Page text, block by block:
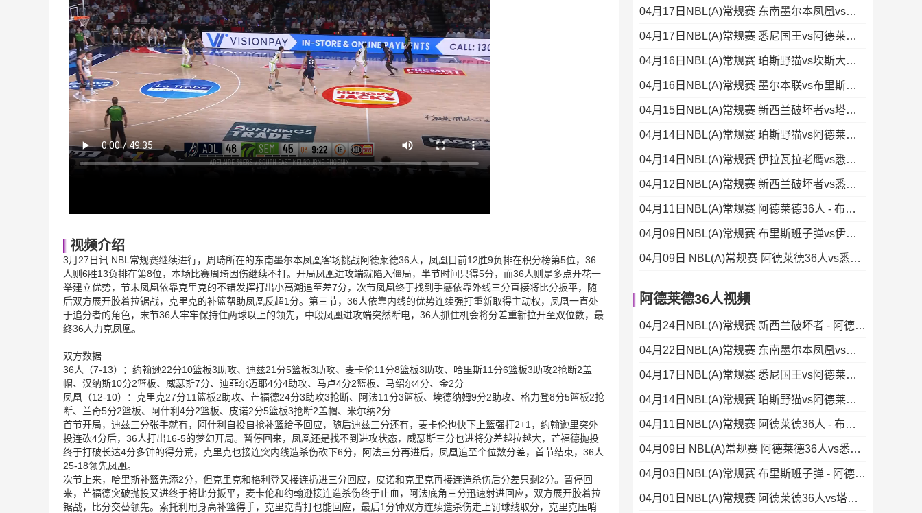
视频介绍
3月27日讯 NBL常规赛继续进行，周琦所在的东南墨尔本凤凰客场挑战阿德莱德36人，凤凰目前12胜9负排在积分榜第5位，36
人则6胜13负排在第8位，本场比赛周琦因伤继续不打。开局凤凰进攻端就陷入僵局，半节时间只得5分，而36人则是多点开花一
举建立优势，节末凤凰依靠克里克的不错发挥打出小高潮追至差7分，次节凤凰终于找到手感依靠外线三分直接将比分扳平，随
后双方展开胶着拉锯战，克里克的补篮帮助凤凰反超1分。第三节，36人依靠内线的优势连续强打重新取得主动权，凤凰一直处
于追分者的角色，末节36人牢牢保持住两球以上的领先，中段凤凰进攻端突然断电，36人抓住机会将分差重新拉开至双位数，最
终36人力克凤凰。
双方数据
36人（7-13）：约翰逊22分10篮板3助攻、迪兹21分5篮板3助攻、麦卡伦11分8篮板3助攻、哈里斯11分6篮板3助攻2抢断2盖
帽、汉纳斯10分2篮板、威瑟斯7分、迪菲尔迈耶4分4助攻、马卢4分2篮板、马绍尔4分、金2分
凤凰（12-10）：克里克27分11篮板2助攻、芒福德24分3助攻3抢断、阿法11分3篮板、埃德纳姆9分2助攻、格力登8分5篮板2抢
断、兰奇5分2篮板、阿什利4分2篮板、皮诺2分5篮板3抢断2盖帽、米尔纳2分
首节开局，迪兹三分张手就有，阿什利自投自抢补篮给予回应，随后迪兹三分还有，麦卡伦也快下上篮强打2+1，约翰逊里突外
投连砍4分后，36人打出16-5的梦幻开局。暂停回来，凤凰还是找不到进攻状态，威瑟斯三分也进将分差越拉越大，芒福德抛投
终于打破长达4分多钟的得分荒，克里克也接连突内线造杀伤砍下6分，阿法三分再进后，凤凰追至个位数分差，首节结束，36人
25-18领先凤凰。
次节上来，哈里斯补篮先添2分，但克里克和格利登又接连扔进三分回应，皮诺和克里克再接连造杀伤后分差只剩2分。暂停回
来，芒福德突破抛投又进终于将比分扳平，麦卡伦和约翰逊接连造杀伤终于止血，阿法底角三分迅速射进回应，双方展开胶着拉
锯战，比分交替领先。索托利用身高补篮得手，克里克背打也能回应，最后1分钟双方连续造杀伤走上罚球线取分，克里克压哨
04月17日NBL(A)常规赛 东南墨尔本凤凰vs塔斯马尼亚蚂蚁 录像
04月17日NBL(A)常规赛 悉尼国王vs阿德莱德36人 录像
04月16日NBL(A)常规赛 珀斯野猫vs坎斯大班 录像集锦
04月16日NBL(A)常规赛 墨尔本联vs布里斯班子弹 录像集锦
04月15日NBL(A)常规赛 新西兰破坏者vs塔斯马尼亚蚂蚁 全场录像
04月14日NBL(A)常规赛 珀斯野猫vs阿德莱德36人 录像集锦
04月14日NBL(A)常规赛 伊拉瓦拉老鹰vs悉尼国王 录像
04月12日NBL(A)常规赛 新西兰破坏者vs悉尼国王 录像集锦
04月11日NBL(A)常规赛 阿德莱德36人 - 布里斯班子弹 录像集锦
04月09日NBL(A)常规赛 布里斯班子弹vs伊拉瓦拉老鹰 录像
04月09日 NBL(A)常规赛 阿德莱德36人vs悉尼国王 录像
阿德莱德36人视频
04月24日NBL(A)常规赛 新西兰破坏者 - 阿德莱德36人 录像集锦
04月22日NBL(A)常规赛 东南墨尔本凤凰vs阿德莱德36人 录像
04月17日NBL(A)常规赛 悉尼国王vs阿德莱德36人 录像
04月14日NBL(A)常规赛 珀斯野猫vs阿德莱德36人 录像集锦
04月11日NBL(A)常规赛 阿德莱德36人 - 布里斯班子弹 录像集锦
04月09日 NBL(A)常规赛 阿德莱德36人vs悉尼国王 录像
04月03日NBL(A)常规赛 布里斯班子弹 - 阿德莱德36人 录像集锦
04月01日NBL(A)常规赛 阿德莱德36人vs塔斯马尼亚蚂蚁 录像